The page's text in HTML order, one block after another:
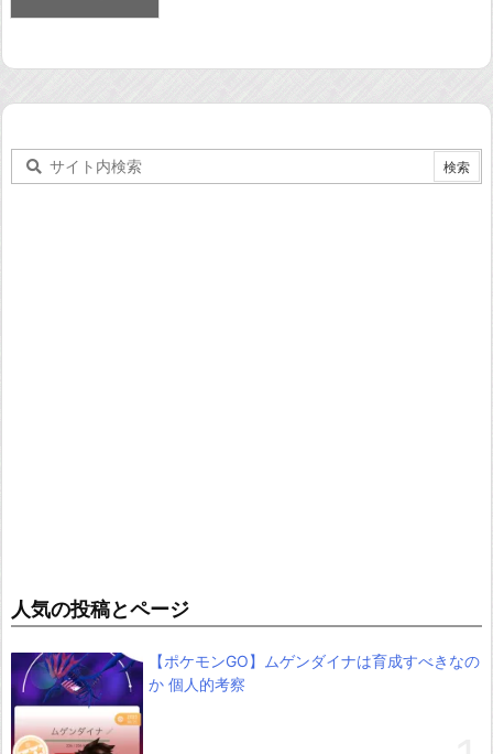
人気の投稿とページ
【ポケモンGO】ムゲンダイナは育成すべきなの
か 個人的考察